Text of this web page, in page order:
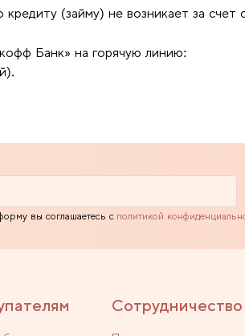
(займу) не возникает за счет
Банк» на горячую линию:
вы соглашаетесь с политикой
Сотрудничество